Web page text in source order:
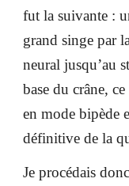
fut la suivante :
grand singe par
neural jusqu’au
base du crâne,
en mode bipède
définitive de la
Je procédais